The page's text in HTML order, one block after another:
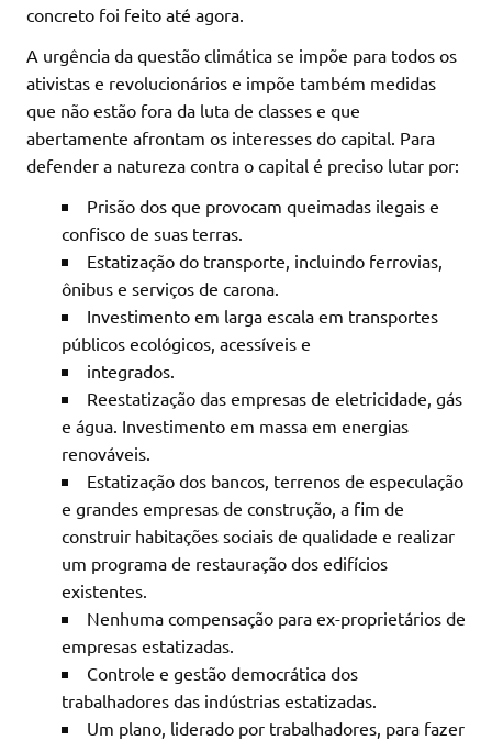
concreto foi feito até agora.
A urgência da questão climática se impõe para todos os
ativistas e revolucionários e impõe também medidas
que não estão fora da luta de classes e que
abertamente afrontam os interesses do capital. Para
defender a natureza contra o capital é preciso lutar por:
Prisão dos que provocam queimadas ilegais e
confisco de suas terras.
Estatização do transporte, incluindo ferrovias,
ônibus e serviços de carona.
Investimento em larga escala em transportes
públicos ecológicos, acessíveis e
integrados.
Reestatização das empresas de eletricidade, gás
e água. Investimento em massa em energias
renováveis.
Estatização dos bancos, terrenos de especulação
e grandes empresas de construção, a fim de
construir habitações sociais de qualidade e realizar
um programa de restauração dos edifícios
existentes.
Nenhuma compensação para ex-proprietários de
empresas estatizadas.
Controle e gestão democrática dos
trabalhadores das indústrias estatizadas.
Um plano, liderado por trabalhadores, para fazer